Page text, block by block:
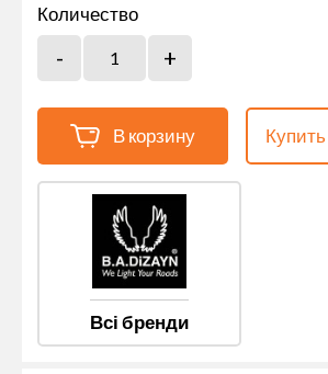
Количество
В корзину
Всі бренди